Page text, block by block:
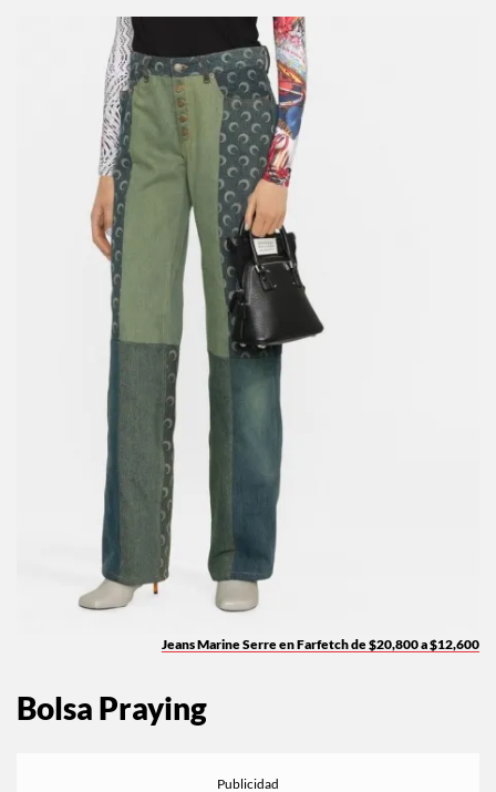
Jeans Marine Serre en Farfetch de $20,800 a $12,600
Bolsa Praying